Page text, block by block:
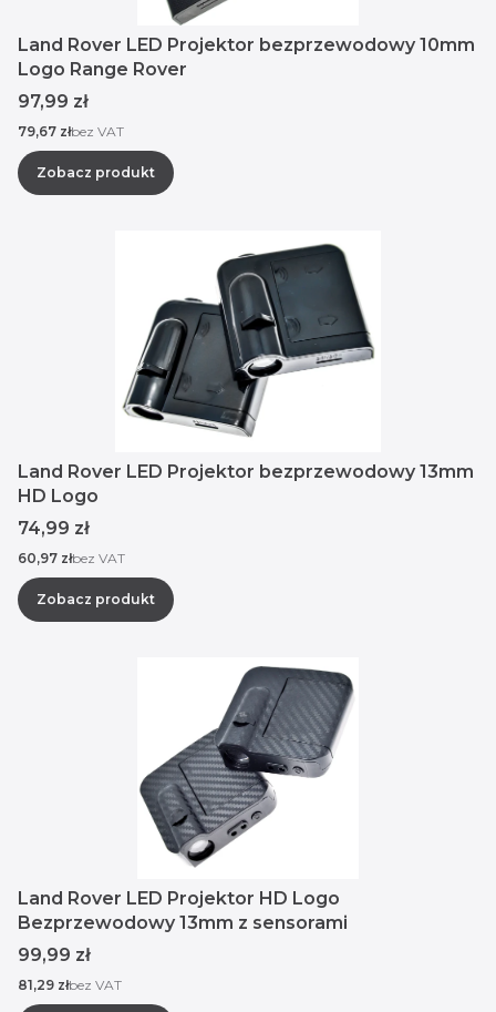
Land Rover LED Projektor bezprzewodowy 10mm
Logo Range Rover
Cena
97,99 zł
Cena
79,67 złbez VAT
Zobacz produkt
Land Rover LED Projektor bezprzewodowy 13mm
HD Logo
Cena
74,99 zł
Cena
60,97 złbez VAT
Zobacz produkt
Land Rover LED Projektor HD Logo
Bezprzewodowy 13mm z sensorami
Cena
99,99 zł
Cena
81,29 złbez VAT